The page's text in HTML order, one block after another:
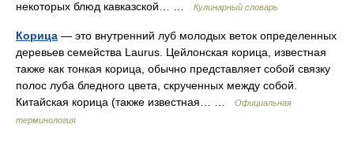
некоторых блюд кавказской… …
Кулинарный словарь
Корица — это внутренний луб молодых веток определенных
деревьев семейства Laurus. Цейлонская корица, известная
также как тонкая корица, обычно представляет собой связку
полос луба бледного цвета, скрученных между собой.
Китайская корица (также известная… …
Официальная
терминология